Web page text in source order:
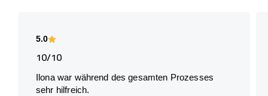
5.0
10/10
Ilona war während des gesamten Prozesses
sehr hilfreich.